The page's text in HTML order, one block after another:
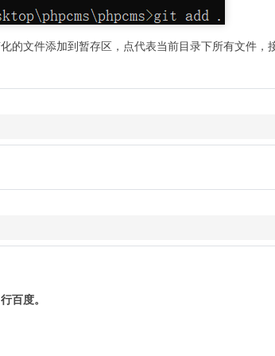
的文件添加到暂存区，点代表当前目录下所有文件，
百度。